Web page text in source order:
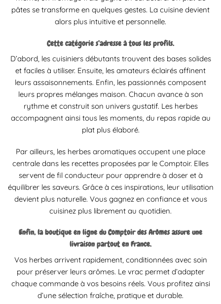
pâtes se transforme en quelques gestes. La cuisine devient
alors plus intuitive et personnelle.
Cette catégorie s’adresse à tous les profils.
D’abord, les cuisiniers débutants trouvent des bases solides
et faciles à utiliser. Ensuite, les amateurs éclairés affinent
leurs assaisonnements. Enfin, les passionnés composent
leurs propres mélanges maison. Chacun avance à son
rythme et construit son univers gustatif. Les herbes
accompagnent ainsi tous les moments, du repas rapide au
plat plus élaboré.
Par ailleurs, les herbes aromatiques occupent une place
centrale dans les recettes proposées par le Comptoir. Elles
servent de fil conducteur pour apprendre à doser et à
équilibrer les saveurs. Grâce à ces inspirations, leur utilisation
devient plus naturelle. Vous gagnez en confiance et vous
cuisinez plus librement au quotidien.
Enfin, la boutique en ligne du Comptoir des Arômes assure une
livraison partout en France.
Vos herbes arrivent rapidement, conditionnées avec soin
pour préserver leurs arômes. Le vrac permet d’adapter
chaque commande à vos besoins réels. Vous profitez ainsi
d’une sélection fraîche, pratique et durable.